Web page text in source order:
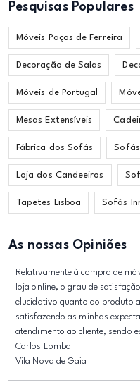
Pesquisas Populares
Móveis Paços de Ferreira
Decoração de Salas
Móveis de Portugal
Mesas Extensíveis
Fábrica dos Sofás Sofás
Loja dos Candeeiros
Tapetes Lisboa Sofás
As nossas Opiniões
Relativamente à compra de
loja online, o grau de
elucidativo quanto ao produto
satisfazendo as minhas
atendimento ao cliente, sendo
Carlos Lomba
Vila Nova de Gaia